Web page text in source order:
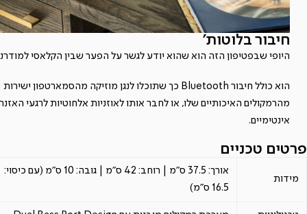
חיבור בלוטות'
היופי שבפטיפון הזה הוא שהוא יודע לגשר על הפער שבין הקלאסי
הוא כולל חיבור Bluetooth כך שתוכלו לנגן מוזיקה מהסמארטפון ישירות
מהרמקולים האיכותיים שלו, או לחבר אותו לאוזניות אלחוטיות לרגעי
אינטימיים.
פרטים טכניים
מידות
אורך: 37.5 ס"מ | רוחב: 42 ס"מ | גובה: 10 ס"מ (עם כיסוי:
16.5 ס"מ)